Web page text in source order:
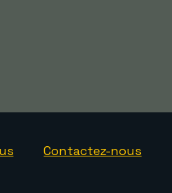
Contactez-nous